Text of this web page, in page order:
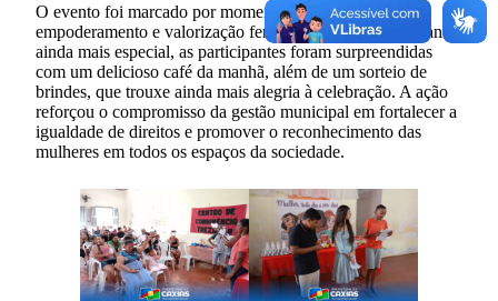
O evento foi marcado por momentos de reflexão,
empoderamento e valorização feminina. Para tornar a manhã
ainda mais especial, as participantes foram surpreendidas
com um delicioso café da manhã, além de um sorteio de
brindes, que trouxe ainda mais alegria à celebração. A ação
reforçou o compromisso da gestão municipal em fortalecer a
igualdade de direitos e promover o reconhecimento das
mulheres em todos os espaços da sociedade.